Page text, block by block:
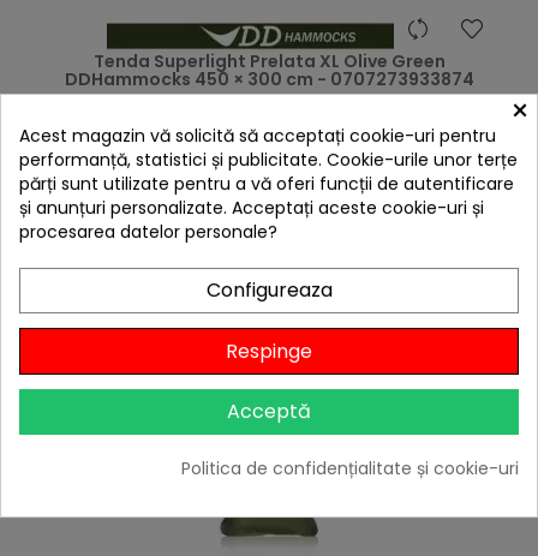
Tenda Superlight Prelata XL Olive Green
DDHammocks 450 × 300 cm - 0707273933874
Niciun review
Stoc epuizat
Adaugă în Coș
×
Acest magazin vă solicită să acceptați cookie-uri pentru
performanță, statistici și publicitate. Cookie-urile unor terțe
părți sunt utilizate pentru a vă oferi funcții de autentificare
și anunțuri personalizate. Acceptați aceste cookie-uri și
procesarea datelor personale?
Configureaza
Respinge
Acceptă
Politica de confidențialitate și cookie-uri